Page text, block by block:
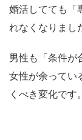
婚活してても「
れなくなりまし
男性も「条件が
女性が余ってい
くべき変化です。